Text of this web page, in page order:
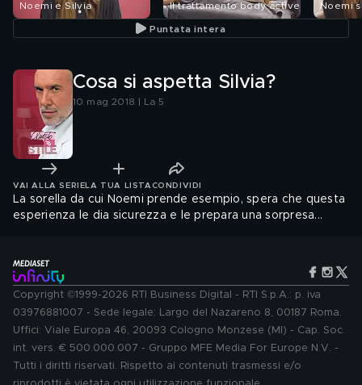
Noemi e Silvia Il trattamento body active Noemi
Puntata intera
Cosa si aspetta Silvia?
10 mag 2018 | La 5
VAI ALLA SERIE LA TUA LISTA CONDIVIDI
La sorella da cui Noemi prende esempio, spera che questa
esperienza le dia sicurezza e le prepara una sorpresa...
Copyright ©1999-2026 RTI Business Digital - RTI S.p.A.: p. iva
03976881007 - Sede legale: Largo del Nazareno 8, 00187 Roma.
Uffici: Viale Europa 46, 20093 Cologno Monzese (MI) - Cap. Soc.
int. vers. € 500.000.007 - Gruppo MFE Media For Europe N.V. -
Tutti i diritti riservati. Rispetto ai contenuti trasmessi e/o